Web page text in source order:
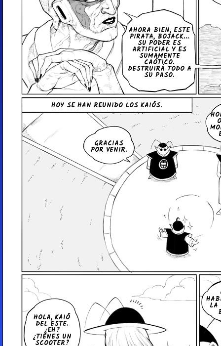
AHORA BIEN, ESTE
PIRATA, BOJACK…
SU PODER ES
AR­TI­FI­CIAL Y ES
SU­MA­ME­N­TE
CAÓTICO.
DE­S­T­RUI­RÁ TODO A
SU PASO.
HOY SE HAN REUNIDO LOS KAIÔS.
GRACIAS
POR VENIR.
HOLA, KAIÔ
DEL ESTE.
¿EH?
¿TIENES UN
SCOOTER?
LA